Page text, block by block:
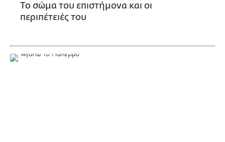
Το σώμα του επιστήμονα και οι
περιπέτειές του